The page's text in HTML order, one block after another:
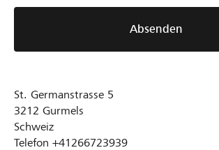
Absenden
St. Germanstrasse 5
3212 Gurmels
Schweiz
Telefon +41266723939